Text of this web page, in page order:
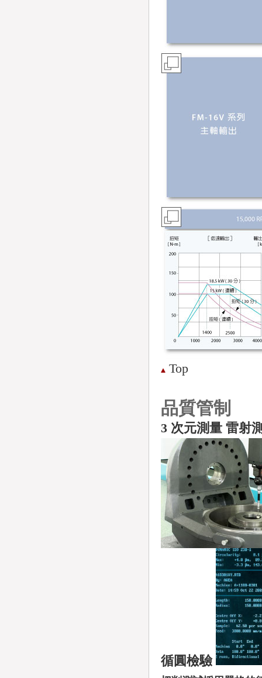
Top
品質管制
3 次元測量 雷射
循圓檢驗